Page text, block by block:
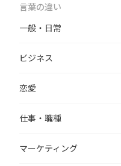
言葉の違い
一般・日常
ビジネス
恋愛
仕事・職種
マーケティング